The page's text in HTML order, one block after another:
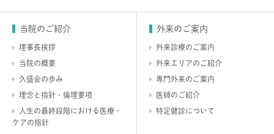
当院のご紹介
理事長挨拶
当院の概要
久盛会の歩み
理念と指針・倫理要項
人生の最終段階における医療・
ケアの指針
外来のご案内
外来診療のご案内
外来エリアのご紹介
専門外来のご案内
医師のご紹介
特定健診について